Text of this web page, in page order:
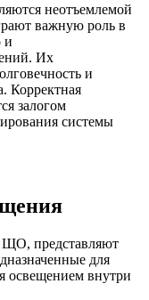
неотъемлемой
важную роль в
и
Их
и
Корректная
залогом
системы
ЩО, представляют
для
освещением внутри